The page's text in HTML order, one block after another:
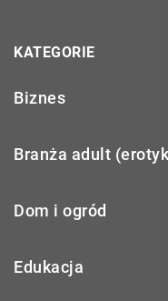
KATEGORIE
Biznes
Branża adult
Dom i ogród
Edukacja